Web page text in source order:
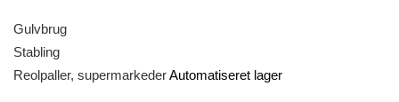
Gulvbrug
Stabling
Reolpaller, supermarkederAutomatiseret lager